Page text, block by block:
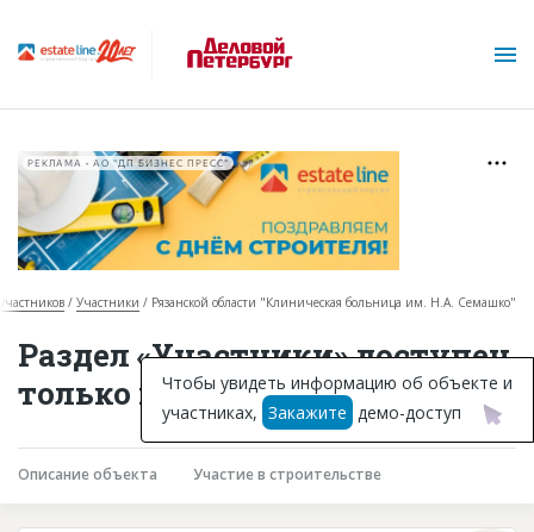
Горячие объекты
База строящихся объектов
Инвестпроекты
Глоссарий
РЕКЛАМА • АО "ДП БИЗНЕС ПРЕСС"
Участники Рязанской области "Клиническая больница им. Н.А. Семашко"
Раздел «Участники» доступен
только подписчикам
Описание объекта Участие в строительстве
Чтобы увидеть информацию об объекте и
участниках, Закажите демо-доступ